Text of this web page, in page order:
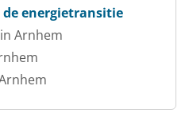
energietransitie
Arnhem